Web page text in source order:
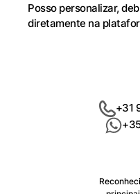
Posso personalizar,
diretamente na
+31